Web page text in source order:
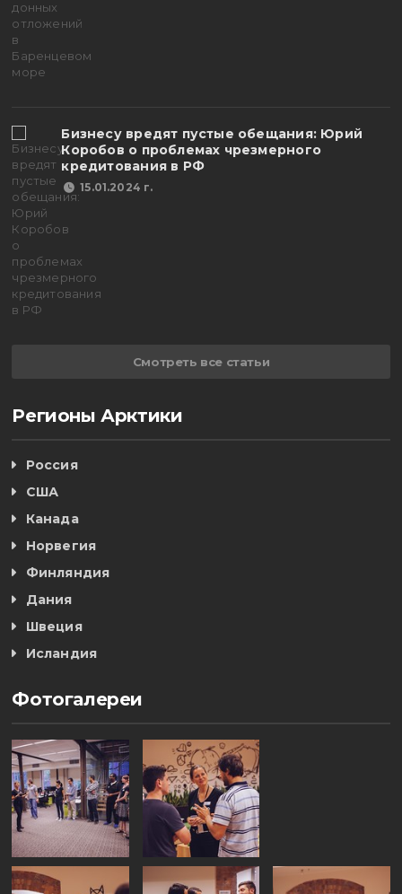
Бизнесу вредят пустые обещания: Юрий
Коробов о проблемах чрезмерного
кредитования в РФ
15.01.2024 г.
Смотреть все статьи
Регионы Арктики
Россия
США
Канада
Норвегия
Финляндия
Дания
Швеция
Исландия
Фотогалереи